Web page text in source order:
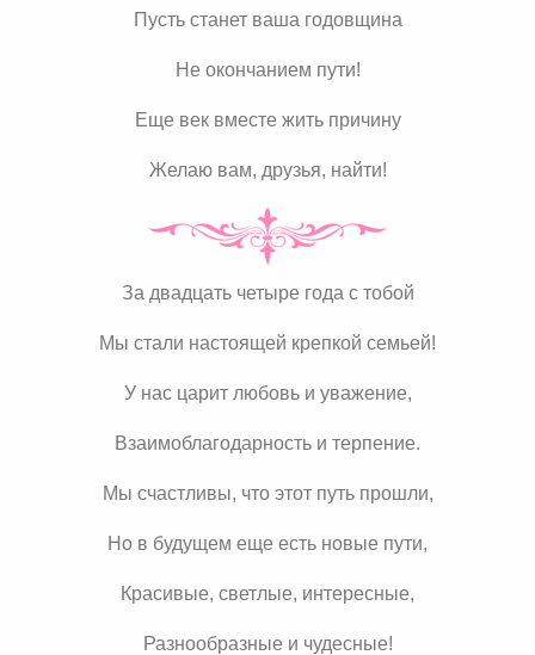
Пусть станет ваша годовщина
Не окончанием пути!
Еще век вместе жить причину
Желаю вам, друзья, найти!
За двадцать четыре года с тобой
Мы стали настоящей крепкой семьей!
У нас царит любовь и уважение,
Взаимоблагодарность и терпение.
Мы счастливы, что этот путь прошли,
Но в будущем еще есть новые пути,
Красивые, светлые, интересные,
Разнообразные и чудесные!